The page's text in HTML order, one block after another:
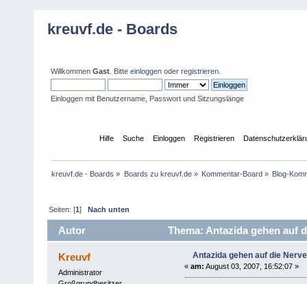
kreuvf.de - Boards
Willkommen Gast . Bitte einloggen oder registrieren
Einloggen mit Benutzername, Passwort und Sitzungslänge
Hilfe Suche Einloggen Registrieren
kreuvf.de - Boards » Boards zu kreuvf.de» Kommentar-Board» Blog-
Seiten: [1]Nach unten
Autor Thema: Antazida gehen auf
Kreuvf
Administrator
Antazida gehen auf die
« am: August 03, 2007, 16:52:07 »